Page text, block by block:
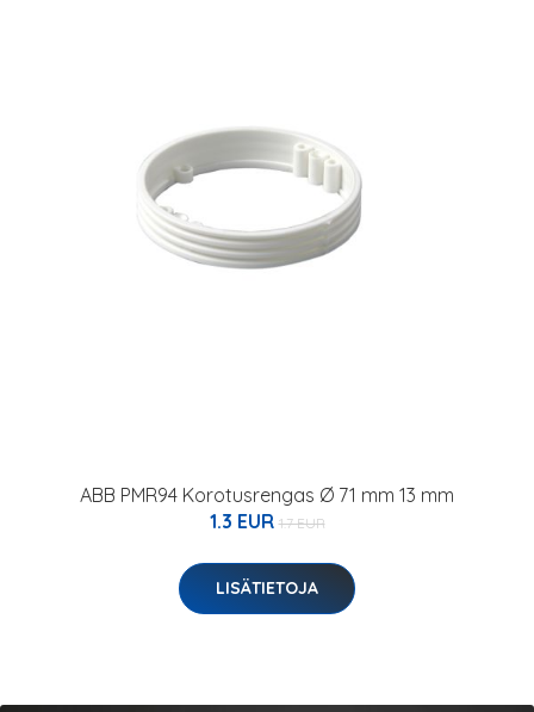
ABB PMR94 Korotusrengas Ø 71 mm 13 mm
1.3 EUR 1.7 EUR
LISÄTIETOJA